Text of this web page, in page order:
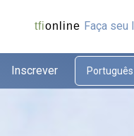
tfionline Faça seu
Inscrever